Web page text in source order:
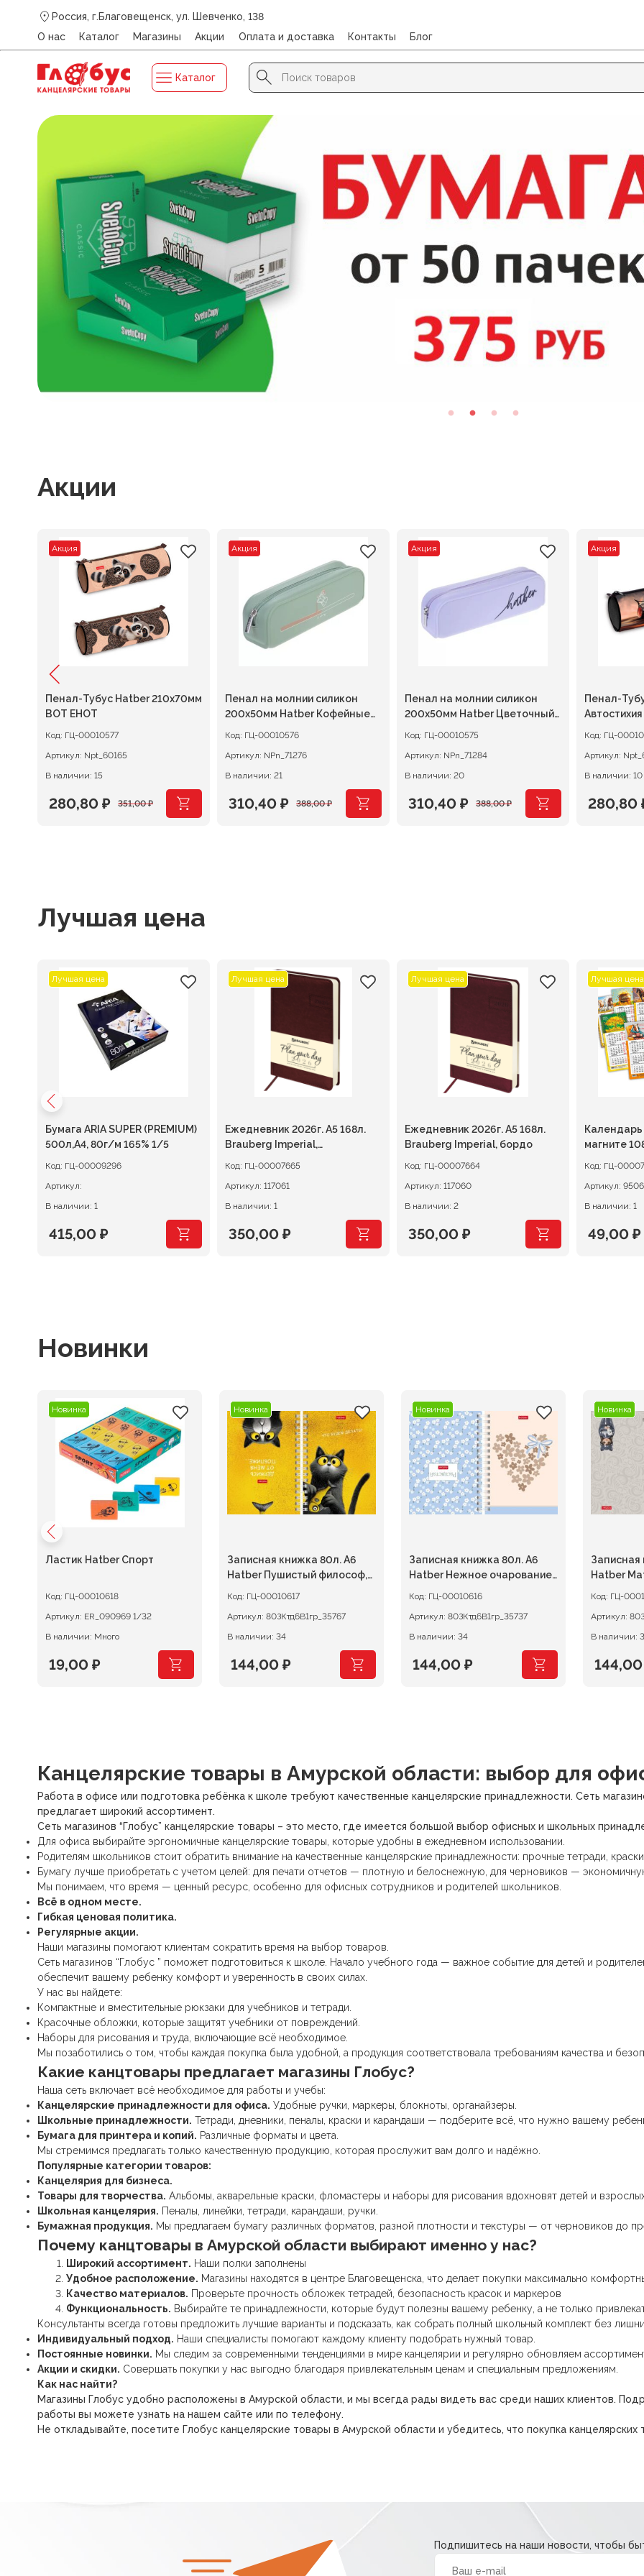
Россия, г.Благовещенск, ул. Шевченко, 138
О нас
Каталог Магазины Акции Оплата и доставка Контакты Блог
Каталог
Search
for:
Search Button
Акции
Акция
Пенал-Тубус Hatber 210х70мм
ВОТ ЕНОТ
Код: ГЦ-00010577
Артикул: Npt_60165
В наличии: 15
351,00₽
Первоначальная
280,80 ₽
Текущая
Акция
Пенал на молнии силикон
200х50мм Hatber Кофейные
Код: ГЦ-00010576
Артикул: NPn_71276
В наличии: 21
388,00₽
Первоначальная
310,40 ₽
Текущая
Акция
Пенал на молнии силикон
200х50мм Hatber Цветочный
Код: ГЦ-00010575
Артикул: NPn_71284
В наличии: 20
388,00₽
Первоначальная
310,40 ₽
Текущая
Акция
Пенал-
Автостихия
Код: ГЦ-
Артикул:
В наличии: 10
280,80
Текущая
Лучшая цена
Лучшая цена
Бумага ARIA SUPER (PREMIUM)
500л,A4, 80г/м 165% 1/5
Код: ГЦ-00009296
Артикул:
В наличии: 1
415,00 ₽
Лучшая цена
Ежедневник 2026г. А5 168л.
Brauberg Imperial,
Код: ГЦ-00007665
Артикул: 117061
В наличии: 1
350,00 ₽
Лучшая цена
Ежедневник 2026г. А5 168л.
Brauberg Imperial, бордо
Код: ГЦ-00007664
Артикул: 117060
В наличии: 2
350,00 ₽
Лучшая цена
магните
Код: ГЦ-
Артикул:
В наличии: 1
49,00 ₽
Новинки
Новинка
Ластик Hatber Спорт
Код: ГЦ-00010618
Артикул:
ER_090969 1/32
В наличии: Много
19,00 ₽
Новинка
Записная книжка 80л. А6
Hatber Пушистый философ,
Код: ГЦ-00010617
Артикул: 80ЗКтд6В1гр_35767
В наличии: 34
144,00 ₽
Новинка
Записная книжка 80л. А6
Hatber Нежное очарование,
Код: ГЦ-00010616
Артикул: 80ЗКтд6В1гр_35737
В наличии: 34
144,00 ₽
Новинка
Записная
Hatber
Код: ГЦ-
Артикул:
В наличии:
144,00
Канцелярские товары в Амурской области: выбор для
Работа в офисе или подготовка ребёнка к школе требуют качественные канцелярские принадлежности. Сеть
предлагает широкий ассортимент.
Сеть магазинов “Глобус” канцелярские товары – это место, где имеется большой выбор офисных и школьных
Для офиса выбирайте эргономичные канцелярские товары, которые удобны в ежедневном использовании.
Родителям школьников стоит обратить внимание на качественные канцелярские принадлежности: прочные тетради,
Бумагу лучше приобретать с учетом целей: для печати отчетов — плотную и белоснежную, для черновиков —
Мы понимаем, что время — ценный ресурс, особенно для офисных сотрудников и родителей школьников.
Всё в одном месте.
Гибкая ценовая политика.
Регулярные акции.
Наши магазины помогают клиентам сократить время на выбор товаров.
Сеть магазинов “Глобус ” поможет подготовиться к школе. Начало учебного года — важное событие для детей и
обеспечит вашему ребенку комфорт и уверенность в своих силах.
У нас вы найдете:
Компактные и вместительные рюкзаки для учебников и тетради.
Красочные обложки, которые защитят учебники от повреждений.
Наборы для рисования и труда, включающие всё необходимое.
Мы позаботились о том, чтобы каждая покупка была удобной, а продукция соответствовала требованиям качества и
Какие канцтовары предлагает магазины Глобус?
Наша сеть включает всё необходимое для работы и учебы:
Канцелярские принадлежности для офиса. Удобные ручки, маркеры, блокноты, органайзеры.
Школьные принадлежности. Тетради, дневники, пеналы, краски и карандаши — подберите всё, что нужно вашему
Бумага для принтера и копий. Различные форматы и цвета.
Мы стремимся предлагать только качественную продукцию, которая прослужит вам долго и надёжно.
Популярные категории товаров:
Канцелярия для бизнеса.
Товары для творчества. Альбомы, акварельные краски, фломастеры и наборы для рисования вдохновят детей и
Школьная канцелярия. Пеналы, линейки, тетради, карандаши, ручки.
Бумажная продукция. Мы предлагаем бумагу различных форматов, разной плотности и текстуры — от черновиков до
Почему канцтовары в Амурской области выбирают именно у нас?
Широкий ассортимент. Наши полки заполнены
Удобное расположение. Магазины находятся в центре Благовещенска, что делает покупки максимально
Качество материалов. Проверьте прочность обложек тетрадей, безопасность красок и маркеров
Функциональность. Выбирайте те принадлежности, которые будут полезны вашему ребенку, а не только
Консультанты всегда готовы предложить лучшие варианты и подсказать, как собрать полный школьный комплект без
Индивидуальный подход. Наши специалисты помогают каждому клиенту подобрать нужный товар.
Постоянные новинки. Мы следим за современными тенденциями в мире канцелярии и регулярно обновляем
Акции и скидки. Совершать покупки у нас выгодно благодаря привлекательным ценам и специальным предложениям.
Как нас найти?
Магазины Глобус удобно расположены в Амурской области, и мы всегда рады видеть вас среди наших клиентов.
работы вы можете узнать на нашем сайте или по телефону.
Не откладывайте, посетите Глобус канцелярские товары в Амурской области и убедитесь, что покупка
Подпишитесь на наши новости, чтобы